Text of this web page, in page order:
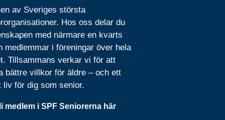
av Sveriges största
Hos oss delar du
med närmare en kvarts
medlemmar i föreningar över hela
Tillsammans verkar vi för att
bättre villkor för äldre – och ett
liv för dig som senior.
medlem i SPF Seniorerna här